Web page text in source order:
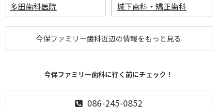
多田歯科医院 城下歯科・矯正歯科
今保ファミリー歯科近辺の情報をもっと見る
今保ファミリー歯科に行く前にチェック！
086-245-0852